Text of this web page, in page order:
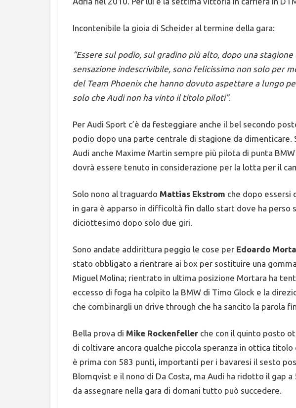
Incontenibile la gioia di Scheider al termine della gara:
“Essere sul podio, sul gradino più alto, dopo una
sensazione indescrivibile, sono felicissimo non solo per
del Team Phoenix che hanno dovuto aspettare a lungo
solo che Audi non ha vinto il titolo piloti”.
Per Audi Sport c’è da festeggiare anche il bel secondo
podio dopo una parte centrale di stagione da dimenticare.
Audi anche Maxime Martin sempre più pilota di punta
dovrà essere tenuto in considerazione per la lotta per il
Solo nono al traguardo Mattias Ekstrom che dopo
in gara è apparso in difficoltà fin dallo start dove ha perso
diciottesimo dopo solo due giri.
Sono andate addirittura peggio le cose per Edoardo
stato obbligato a rientrare ai box per sostituire una
Miguel Molina; rientrato in ultima posizione Mortara ha
eccesso di foga ha colpito la BMW di Timo Glock e la
che combinargli un drive through che ha sancito la parola
Bella prova di Mike Rockenfeller che con il quinto posto
di coltivare ancora qualche piccola speranza in ottica
è prima con 583 punti, importanti per i bavaresi il sesto
Blomqvist e il nono di Da Costa, ma Audi ha ridotto il gap
da assegnare nella gara di domani tutto può succedere.